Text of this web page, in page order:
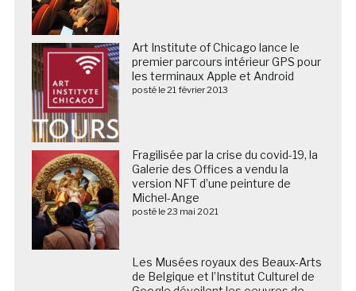
Art Institute of Chicago lance le
premier parcours intérieur GPS pour
les terminaux Apple et Android
posté le 21 février 2013
Fragilisée par la crise du covid-19, la
Galerie des Offices a vendu la
version NFT d’une peinture de
Michel-Ange
posté le 23 mai 2021
Les Musées royaux des Beaux-Arts
de Belgique et l’Institut Culturel de